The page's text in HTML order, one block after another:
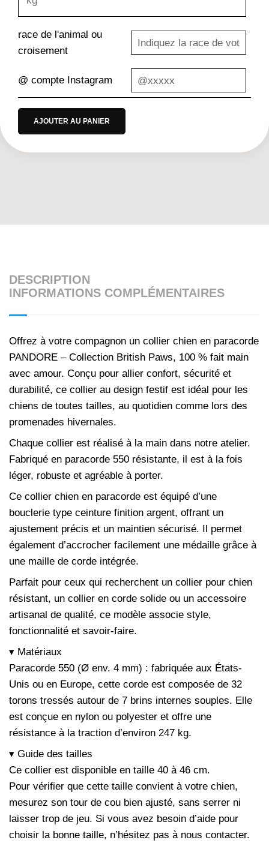
race de l'animal ou
croisement
@ compte Instagram
AJOUTER AU PANIER
DESCRIPTION
INFORMATIONS COMPLÉMENTAIRES
Offrez à votre compagnon un collier chien en paracorde
PANDORE – Collection British Paws, 100 % fait main
avec amour. Conçu pour allier confort, sécurité et
durabilité, ce collier au design festif est idéal pour les
chiens de toutes tailles, au quotidien comme lors des
promenades hivernales.
Chaque collier est réalisé à la main dans notre atelier.
Fabriqué en paracorde 550 résistante, il est à la fois
léger, robuste et agréable à porter.
Ce collier chien en paracorde est équipé d’une
bouclerie type ceinture finition argent, offrant un
ajustement précis et un maintien sécurisé. Il permet
également d’accrocher facilement une médaille grâce à
une maille de corde intégrée.
Parfait pour ceux qui recherchent un collier pour chien
résistant, un collier en corde solide ou un accessoire
artisanal de qualité, ce modèle associe style,
fonctionnalité et savoir-faire.
▾ Matériaux
Paracorde 550 (Ø env. 4 mm) : fabriquée aux États-
Unis ou en Europe, cette corde est composée de 32
torons tressés autour de 7 brins internes souples. Elle
est conçue en nylon ou polyester et offre une
résistance à la traction d’environ 247 kg.
▾ Guide des tailles
Ce collier est disponible en taille 40 à 46 cm.
Pour vérifier que cette taille convient à votre chien,
mesurez son tour de cou bien ajusté, sans serrer ni
laisser trop de jeu. Si vous avez besoin d’aide pour
choisir la bonne taille, n’hésitez pas à nous contacter.